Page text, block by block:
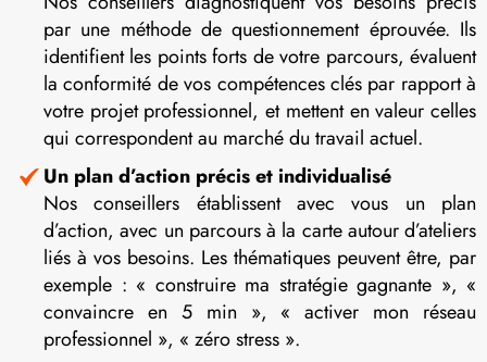
par une méthode de questionnement éprouvée. Ils
identifient les points forts de votre parcours, évaluent
la conformité de vos compétences clés par rapport à
votre projet professionnel, et mettent en valeur celles
qui correspondent au marché du travail actuel.
Un plan d’action précis et individualisé
Nos conseillers établissent avec vous un plan
d’action, avec un parcours à la carte autour d’ateliers
liés à vos besoins. Les thématiques peuvent être, par
exemple : « construire ma stratégie gagnante », «
convaincre en 5 min », « activer mon réseau
professionnel », « zéro stress ».